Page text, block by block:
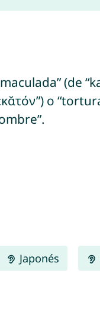
(de
o
Japonés